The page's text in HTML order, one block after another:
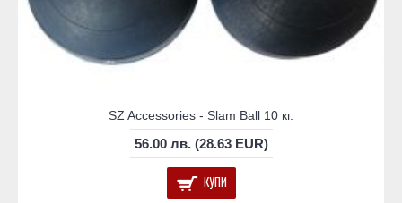
SZ Accessories - Slam Ball 10 кг.
56.00 лв. (28.63 EUR)
КУПИ